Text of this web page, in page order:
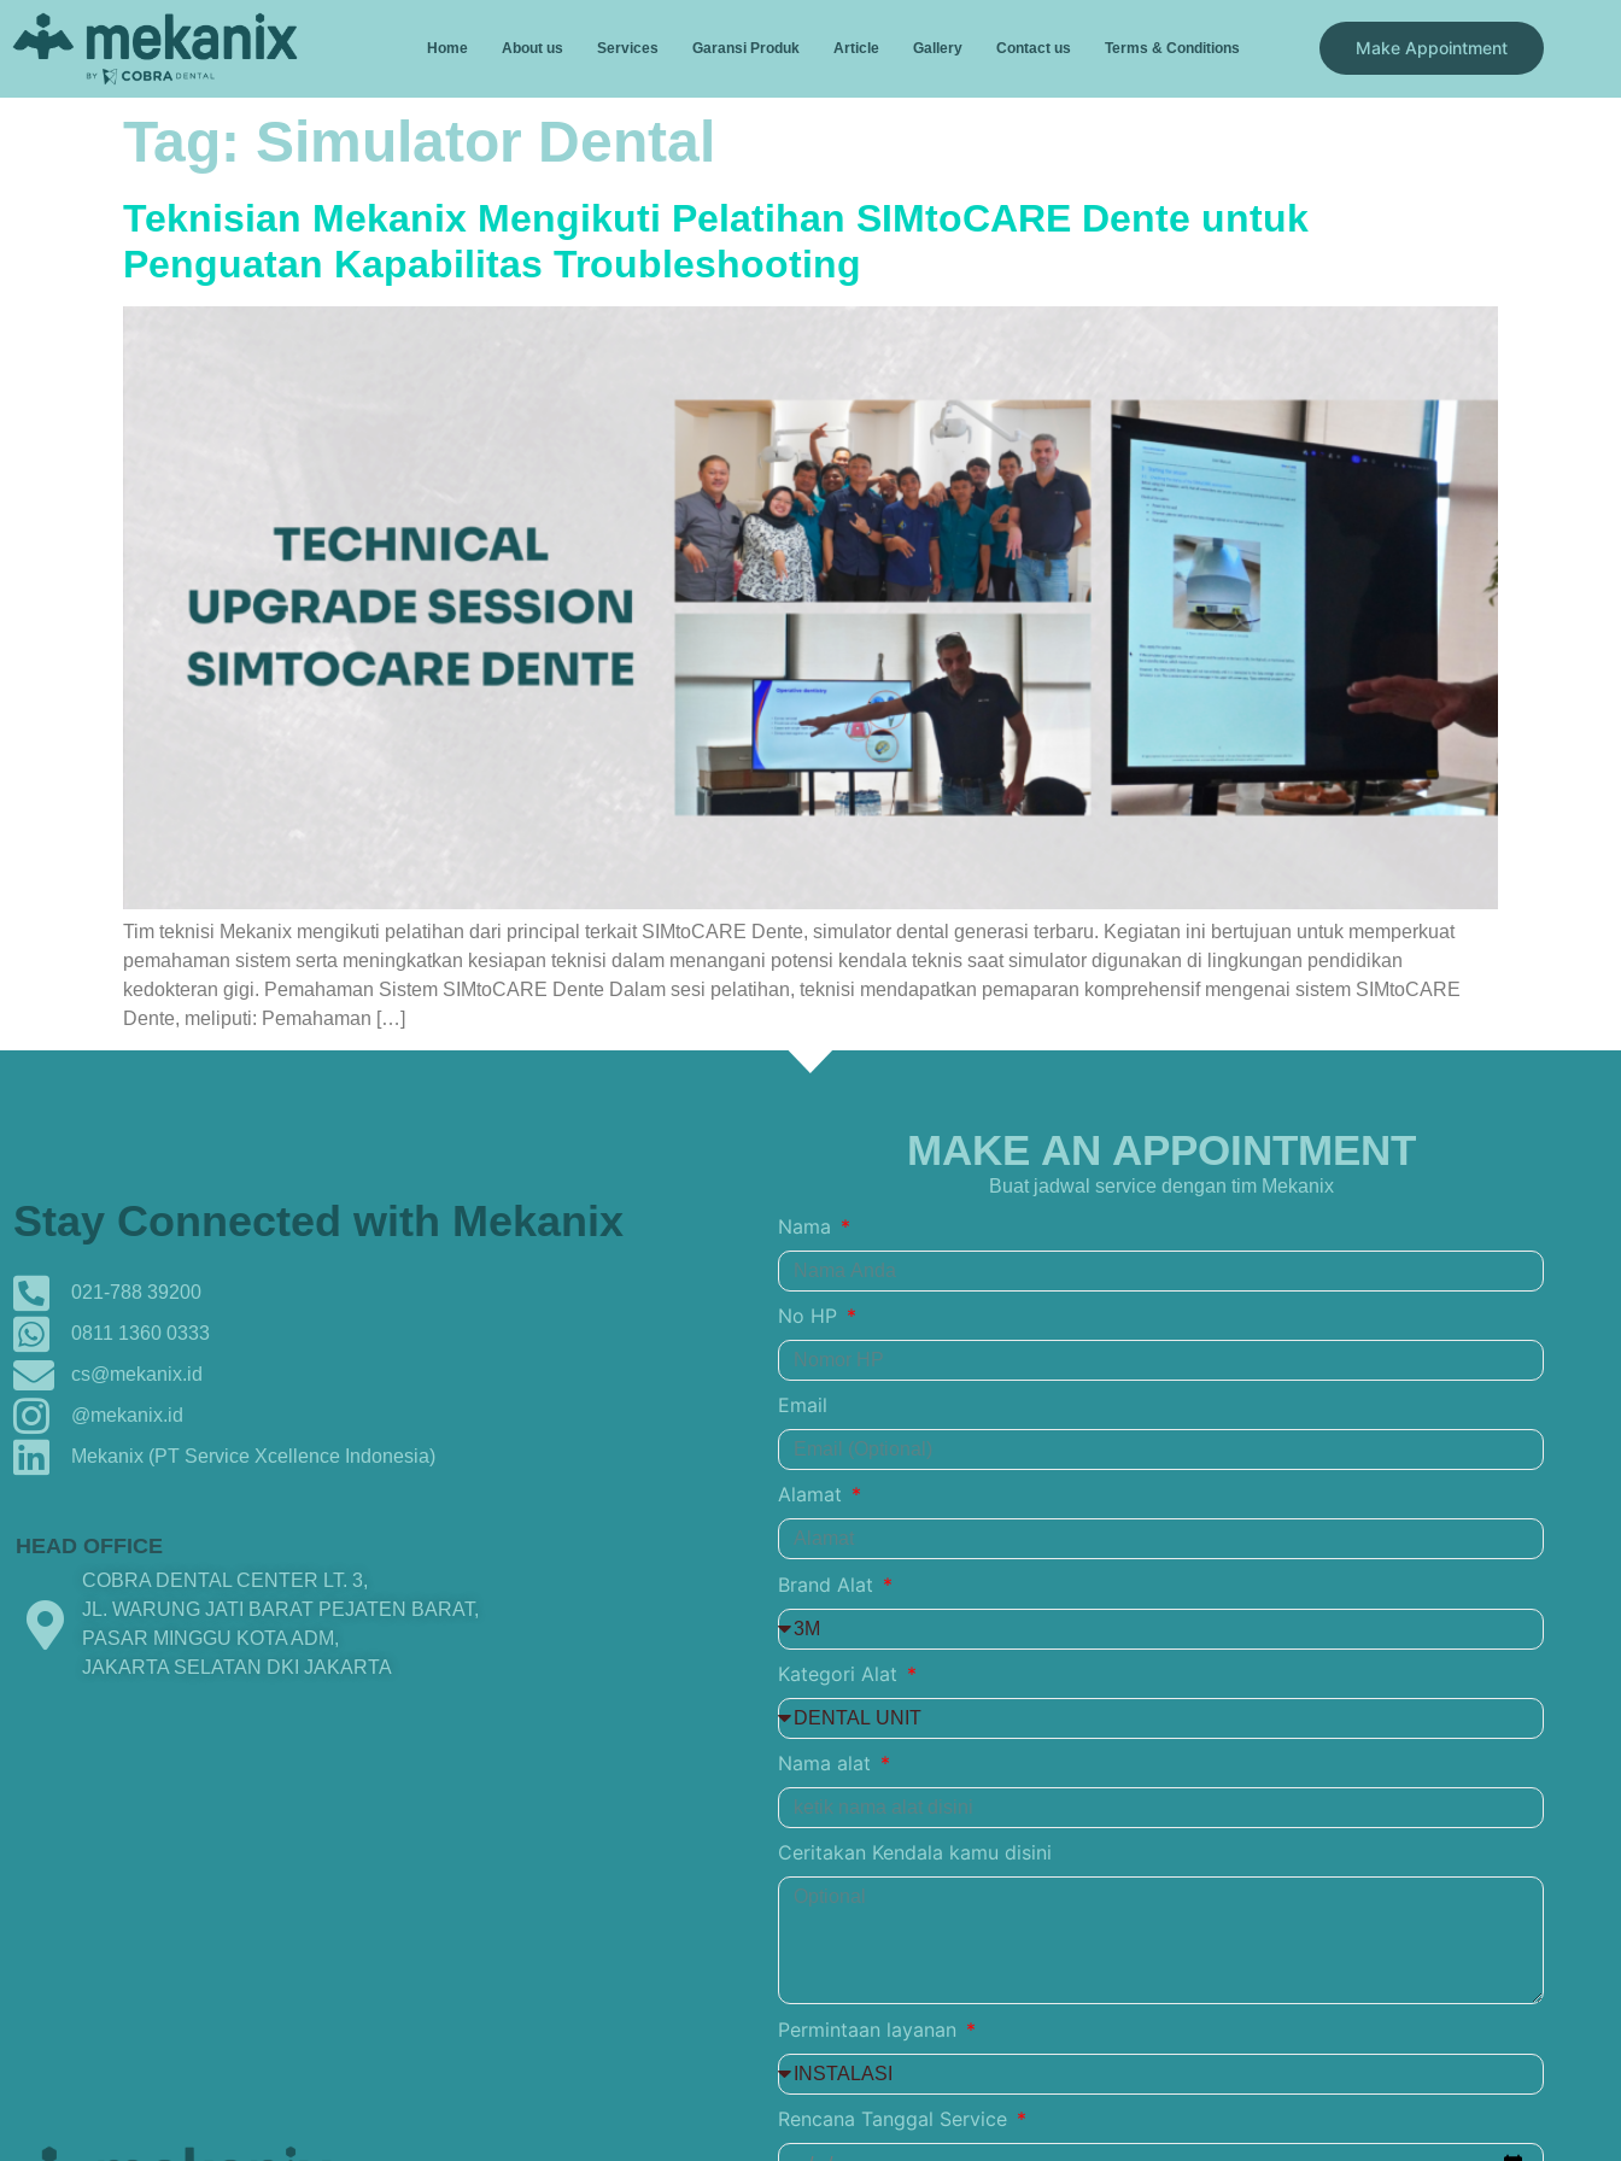
Home About us Services Garansi Produk Article Gallery Contact us Terms & Conditions Make Appointment
Tag: Simulator Dental
Teknisian Mekanix Mengikuti Pelatihan SIMtoCARE Dente untuk
Penguatan Kapabilitas Troubleshooting
Tim teknisi Mekanix mengikuti pelatihan dari principal terkait SIMtoCARE Dente, simulator dental generasi terbaru. Kegiatan ini bertujuan untuk memperkuat
pemahaman sistem serta meningkatkan kesiapan teknisi dalam menangani potensi kendala teknis saat simulator digunakan di lingkungan pendidikan
kedokteran gigi. Pemahaman Sistem SIMtoCARE Dente Dalam sesi pelatihan, teknisi mendapatkan pemaparan komprehensif mengenai sistem SIMtoCARE
Dente, meliputi: Pemahaman […]
021-788 39200
0811 1360 0333
cs@mekanix.id
@mekanix.id
Mekanix (PT Service Xcellence Indonesia)
Stay Connected with Mekanix
HEAD OFFICE
COBRA DENTAL CENTER LT. 3,
JL. WARUNG JATI BARAT PEJATEN BARAT,
PASAR MINGGU KOTA ADM,
JAKARTA SELATAN DKI JAKARTA
MAKE AN APPOINTMENT
Buat jadwal service dengan tim Mekanix
Nama
No HP
Email
Alamat
Brand Alat
Kategori Alat
Nama alat
Ceritakan Kendala kamu disini
Permintaan layanan
Rencana Tanggal Service